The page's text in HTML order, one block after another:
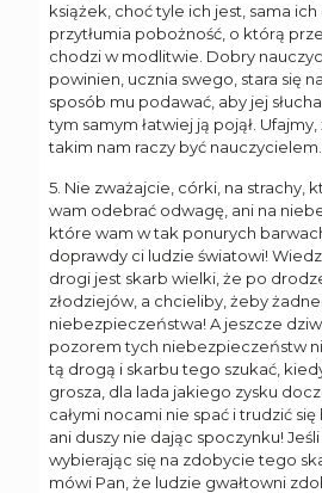
książek, choć tyle ich jest, sama
przytłumia pobożność, o którą
chodzi w modlitwie. Dobry
powinien, ucznia swego, stara się
sposób mu podawać, aby jej
tym samym łatwiej ją pojął.
takim nam raczy być nauczycielem.
5. Nie zważajcie, córki, na strachy,
wam odebrać odwagę, ani na
które wam w tak ponurych
doprawdy ci ludzie światowi!
drogi jest skarb wielki, że po
złodziejów, a chcieliby, żeby
niebezpieczeństwa! A jeszcze
pozorem tych niebezpieczeństw
tą drogą i skarbu tego szukać,
grosza, dla lada jakiego zysku
całymi nocami nie spać i trudzić się
ani duszy nie dając spoczynku!
wybierając się na zdobycie tego
mówi Pan, że ludzie gwałtowni